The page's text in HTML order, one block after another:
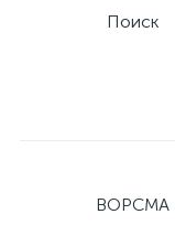
Поиск
ВОРСМА